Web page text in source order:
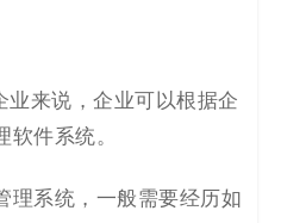
业来说，企业可以根据企
件系统。
理系统，一般需要经历如